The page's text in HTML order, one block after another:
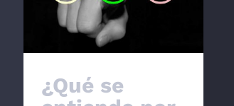
¿Qué se entiende por
calidad en traducción?
¿Qué se